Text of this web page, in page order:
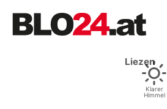
Liezen
Klarer
Himmel